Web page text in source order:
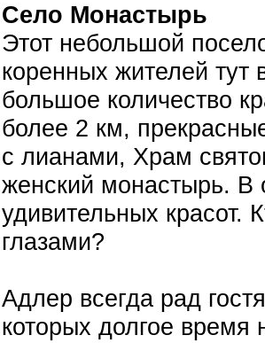
Село Монастырь
Этот небольшой
коренных жителей тут
большое количество
более 2 км,
с лианами, Храм
женский монастырь. В
удивительных красот.
глазами?
Адлер всегда рад
которых долгое время